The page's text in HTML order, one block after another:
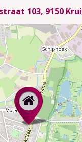
103, 9150